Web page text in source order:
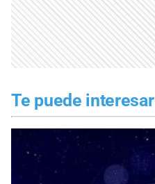
Te puede interesar